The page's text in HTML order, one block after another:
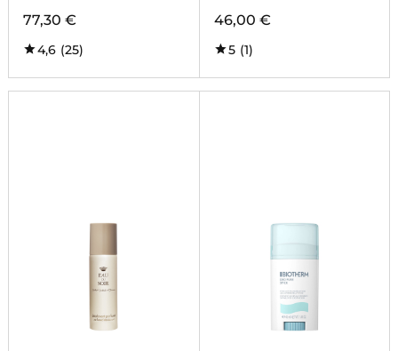
77,30 €
4,6 (25)
46,00 €
5 (1)